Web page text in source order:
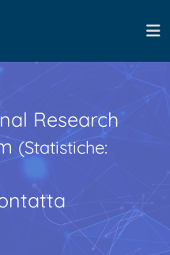
Research
(Statistiche: